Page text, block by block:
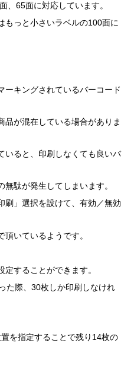
、65面に対応しています。
もっと小さいラベルの100面に
ーキングされているバーコード
品が混在している場合がありま
いると、印刷しなくても良いバ
駄が発生してしまいます。
刷」選択を設けて、有効／無効
いているようです。
することができます。
た際、30枚しか印刷しなけれ
を指定することで残り14枚の